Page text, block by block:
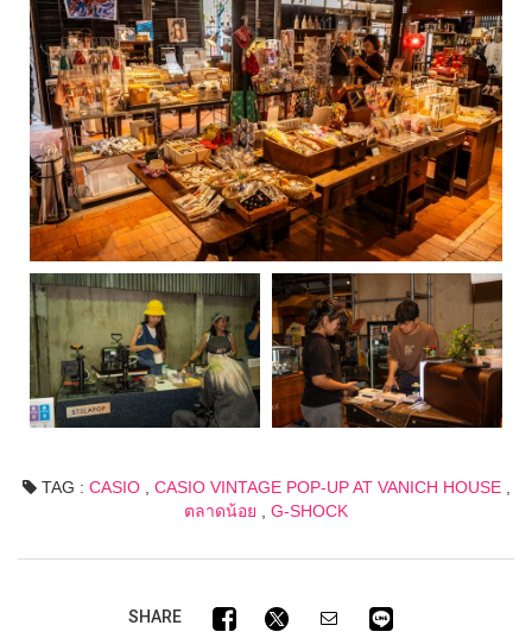
TAG : CASIO, CASIO VINTAGE POP-UP AT VANICH HOUSE,
ตลาดน้อย
G-SHOCK
SHARE